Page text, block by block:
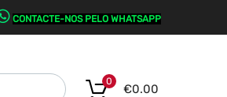
CONTACTE-NOS PELO WHATSAPP
€0.00
0